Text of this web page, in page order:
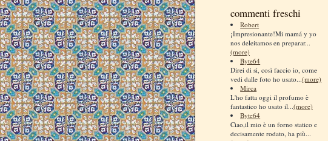
commenti freschi
Robert
¡Impresionante!Mi mamá y yo
nos deleitamos en preparar...
(more)
Byte64
Direi di sì, così faccio io, come
vedi dalle foto ho usato...(more)
Mirca
L'ho fatta oggi il profumo è
fantastico ho usato il...(more)
Byte64
Ciao,il mio è un forno statico e
decisamente rodato, ha più...